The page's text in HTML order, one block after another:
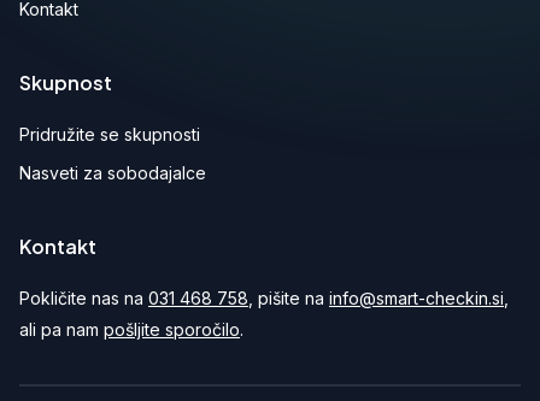
Kontakt
Skupnost
Pridružite se skupnosti
Nasveti za sobodajalce
Kontakt
Pokličite nas na 031 468 758 , pišite na info@smart-checkin.si
ali pa nam pošljite sporočilo.